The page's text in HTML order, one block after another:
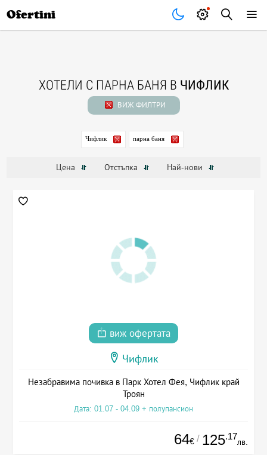
Ofertini
ХОТЕЛИ С ПАРНА БАНЯ В ЧИФЛИК
ВИЖ ФИЛТРИ
Чифлик парна баня
Цена Отстъпка Най-нови
виж офертата
Чифлик
Незабравима почивка в Парк Хотел Фея, Чифлик край
Троян
Дата: 01.07 - 04.09 + полупансион
64€ / 125.17
лв.